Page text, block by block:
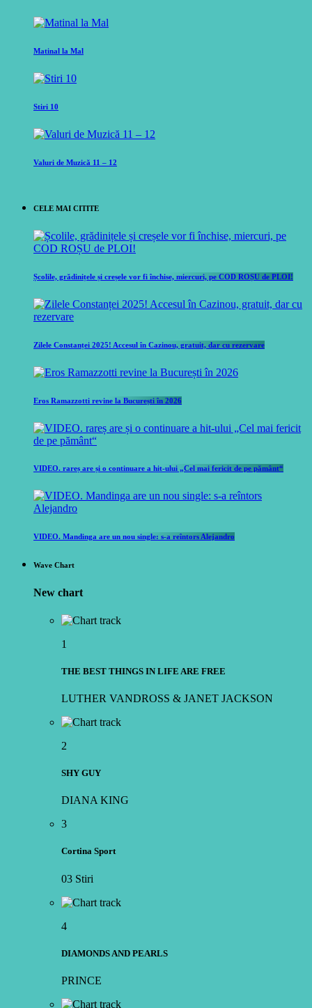
Matinal la Mal
Stiri 10
Valuri de Muzică 11 – 12
CELE MAI CITITE
Școlile, grădinițele și creșele vor fi închise, miercuri, pe COD ROȘU de PLOI!
Zilele Constanței 2025! Accesul în Cazinou, gratuit, dar cu rezervare
Eros Ramazzotti revine la București în 2026
VIDEO. rareș are și o continuare a hit-ului „Cel mai fericit de pe pământ“
VIDEO. Mandinga are un nou single: s-a reîntors Alejandro
Wave Chart
New chart
1
THE BEST THINGS IN LIFE ARE FREE
LUTHER VANDROSS & JANET JACKSON
2
SHY GUY
DIANA KING
3
Cortina Sport
03 Stiri
4
DIAMONDS AND PEARLS
PRINCE